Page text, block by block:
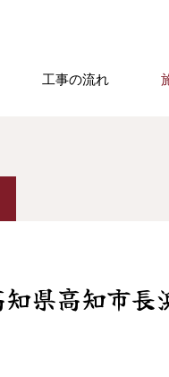
工事の流れ
知県高知市長